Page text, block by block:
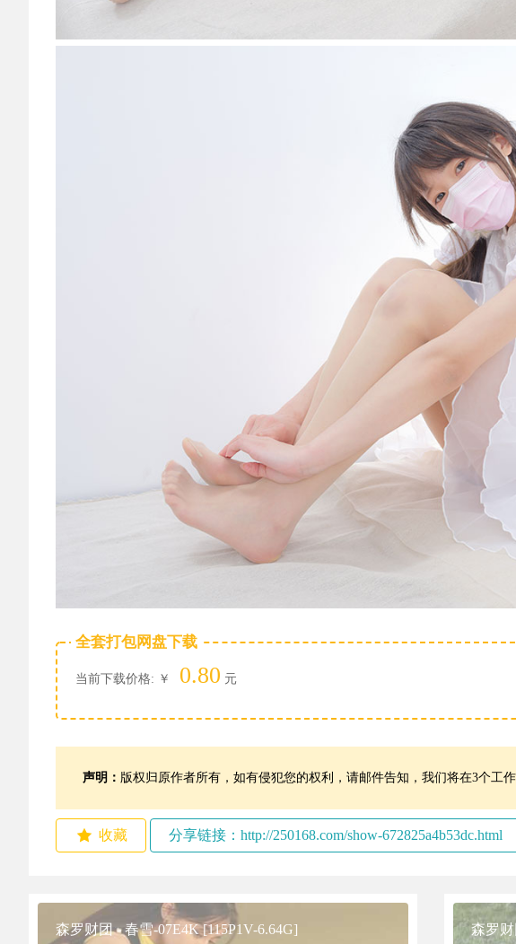
全套打包网盘下载
当前下载价格: ￥ 0.80 元
声明： 版权归原作者所有，如有侵犯您的权利，请邮件告知，我们将在3个工
收藏 分享链接：http://250168.com/show-672825a4b53dc.html
森罗财团 - 春雪-07E4K [115P1V-6.64G] 森罗财